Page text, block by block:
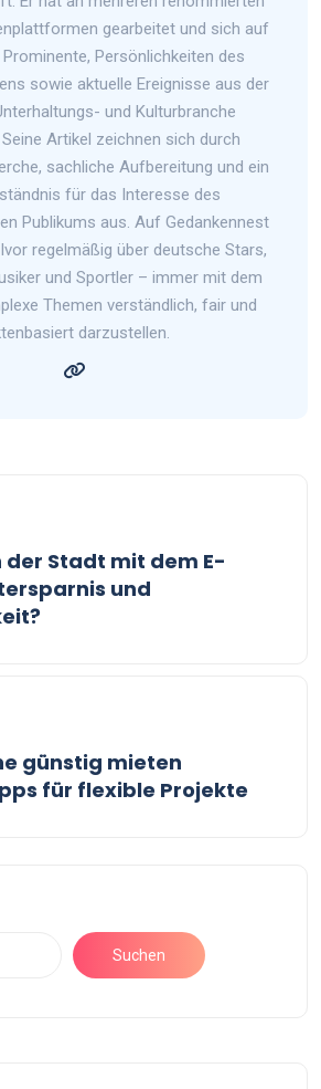
gearbeitet und sich auf
Persönlichkeiten des
sowie aktuelle Ereignisse aus der
und Kulturbranche
Artikel zeichnen sich durch
sachliche Aufbereitung und ein
für das Interesse des
Publikums aus. Auf Gedankennest
regelmäßig über deutsche Stars,
und Sportler – immer mit dem
Themen verständlich, fair und
darzustellen.
der Stadt mit dem E-
und
günstig mieten
für flexible Projekte
Suchen